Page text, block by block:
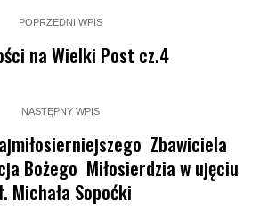
POPRZEDNI WPIS
na Wielki Post cz.4
NASTĘPNY WPIS
Zbawiciela
Bożego Miłosierdzia w ujęciu
Michała Sopoćki